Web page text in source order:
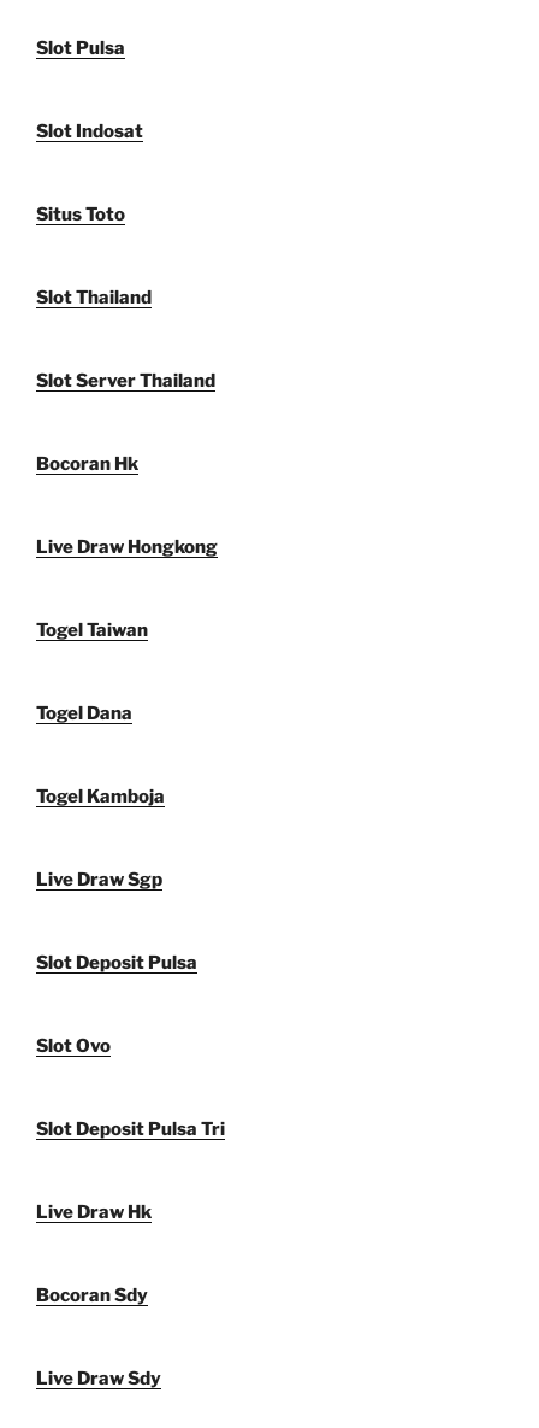
Slot Pulsa
Slot Indosat
Situs Toto
Slot Thailand
Slot Server Thailand
Bocoran Hk
Live Draw Hongkong
Togel Taiwan
Togel Dana
Togel Kamboja
Live Draw Sgp
Slot Deposit Pulsa
Slot Ovo
Slot Deposit Pulsa Tri
Live Draw Hk
Bocoran Sdy
Live Draw Sdy